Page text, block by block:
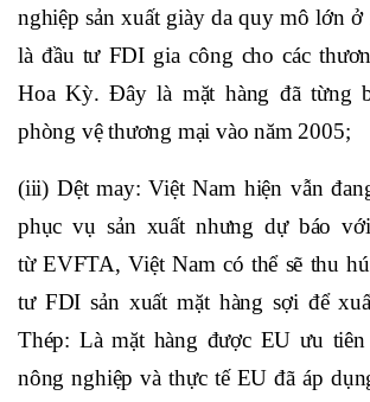
nghiệp sản xuất giày da quy mô lớn ở
là đầu tư FDI gia công cho các
Hoa Kỳ. Đây là mặt hàng đã từng
phòng vệ thương mại vào năm 2005;
(iii) Dệt may:Việt Nam hiện vẫn
phục vụ sản xuất nhưng dự báo
từ EVFTA, Việt Nam có thể sẽ thu
tư FDI sản xuất mặt hàng sợi để
Thép: Là mặt hàng được EU ưu
nông nghiệp và thực tế EU đã áp